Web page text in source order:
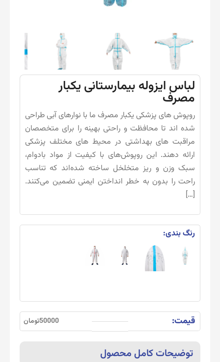
لباس ایزوله بیمارستانی یکبار
مصرف
روپوش های پزشکی یکبار مصرف ما با نوارهای آبی طراحی
شده اند تا محافظت و راحتی بهینه را برای متخصصان
مراقبت های بهداشتی در محیط های مختلف پزشکی
ارائه دهند. این روپوش‌های با کیفیت از مواد بادوام،
سبک وزن و ریز متخلخل ساخته شده‌اند که تناسب
راحت را بدون به خطر انداختن ایمنی تضمین می‌کنند.
[…]
رنگ بندی:
قیمت: 50000تومان
توضیحات کامل محصول